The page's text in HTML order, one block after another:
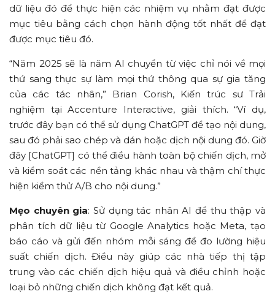
dữ liệu đó để thực hiện các nhiệm vụ nhằm đạt được
mục tiêu bằng cách chọn hành động tốt nhất để đạt
được mục tiêu đó.
“Năm 2025 sẽ là năm AI chuyển từ việc chỉ nói về mọi
thứ sang thực sự làm mọi thứ thông qua sự gia tăng
của các tác nhân,” Brian Corish, Kiến trúc sư Trải
nghiệm tại Accenture Interactive, giải thích. “Ví dụ,
trước đây bạn có thể sử dụng ChatGPT để tạo nội dung,
sau đó phải sao chép và dán hoặc dịch nội dung đó. Giờ
đây [ChatGPT] có thể điều hành toàn bộ chiến dịch, mở
và kiểm soát các nền tảng khác nhau và thậm chí thực
hiện kiểm thử A/B cho nội dung.”
Mẹo chuyên gia: Sử dụng tác nhân AI để thu thập và
phân tích dữ liệu từ Google Analytics hoặc Meta, tạo
báo cáo và gửi đến nhóm mỗi sáng để đo lường hiệu
suất chiến dịch. Điều này giúp các nhà tiếp thị tập
trung vào các chiến dịch hiệu quả và điều chỉnh hoặc
loại bỏ những chiến dịch không đạt kết quả.